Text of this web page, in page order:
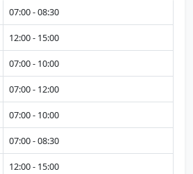
07:00 - 08:30
12:00 - 15:00
07:00 - 10:00
07:00 - 12:00
07:00 - 10:00
07:00 - 08:30
12:00 - 15:00